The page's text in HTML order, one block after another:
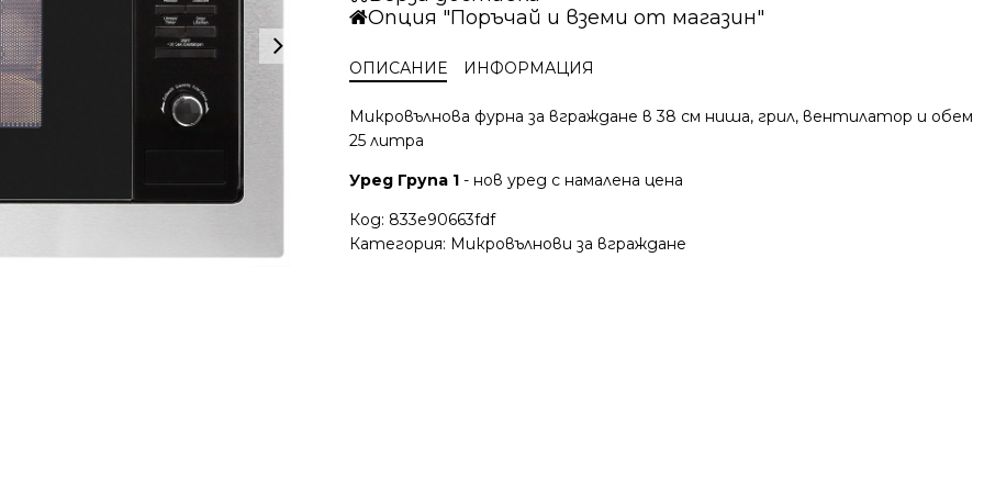
S0EEОпция "Поръчай и вземи от магазин"
ОПИСАНИЕ ИНФОРМАЦИЯ
Микровълнова фурна за вграждане в 38 cм ниша, грил, вентилатор и обем
25 литра
Уред Група 1 - нов уред с намалена цена
Код: 833e90663fdf
Категория: Микровълнови за вграждане